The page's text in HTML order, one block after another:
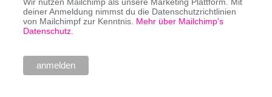
deiner Anmeldung nimmst du die Datenschutzrichtlinien
von Mailchimpf zur Kenntnis. Mehr über Mailchimp's
Datenschutz.